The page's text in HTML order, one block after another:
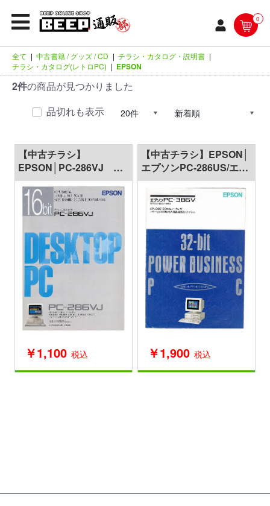
0
全て | 中古書籍 / グッズ / CD | チラシ・カタログ・説明書 |
チラシ・カタログ(レトロPC) | EPSON
2件の商品が見つかりました
品切れも表示
【中古チラシ】
EPSON│PC-286VJ
DESKTOP PC
￥1,100 税込
【中古チラシ】EPSON│
エプソンPC-286US/エプ
ソンPC-386V/2冊セット
￥1,900 税込